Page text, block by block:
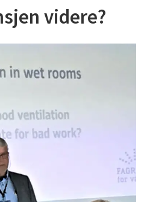
videre?